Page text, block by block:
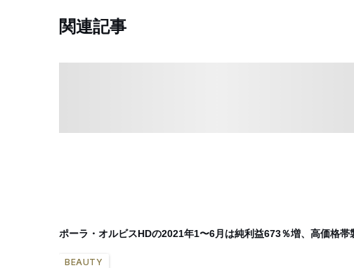
関連記事
ポーラ・オルビスHDの2021年1〜6月は純利益673％増、高価格帯
BEAUTY